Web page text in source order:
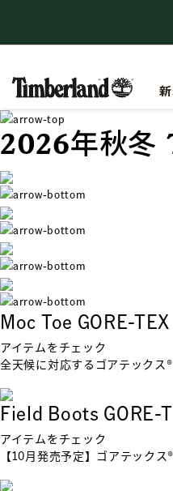
2026年秋冬
Moc Toe GORE-TEX
アイテムをチェック
全天候に対応するゴアテックス
Field Boots GORE-
アイテムをチェック
【10月発売予定】ゴアテック